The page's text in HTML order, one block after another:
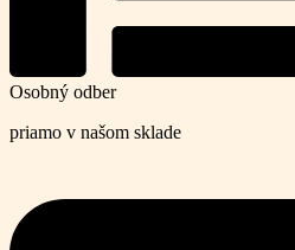
Osobný odber
priamo v našom sklade